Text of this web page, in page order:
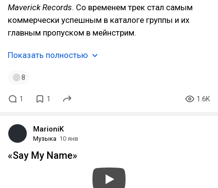
Maverick Records. Со временем трек стал самым
коммерчески успешным в каталоге группы и их
главным пропуском в мейнстрим.
Показать полностью
8
1 1 1.6K
MarioniK
Музыка 10 янв
«Say My Name»